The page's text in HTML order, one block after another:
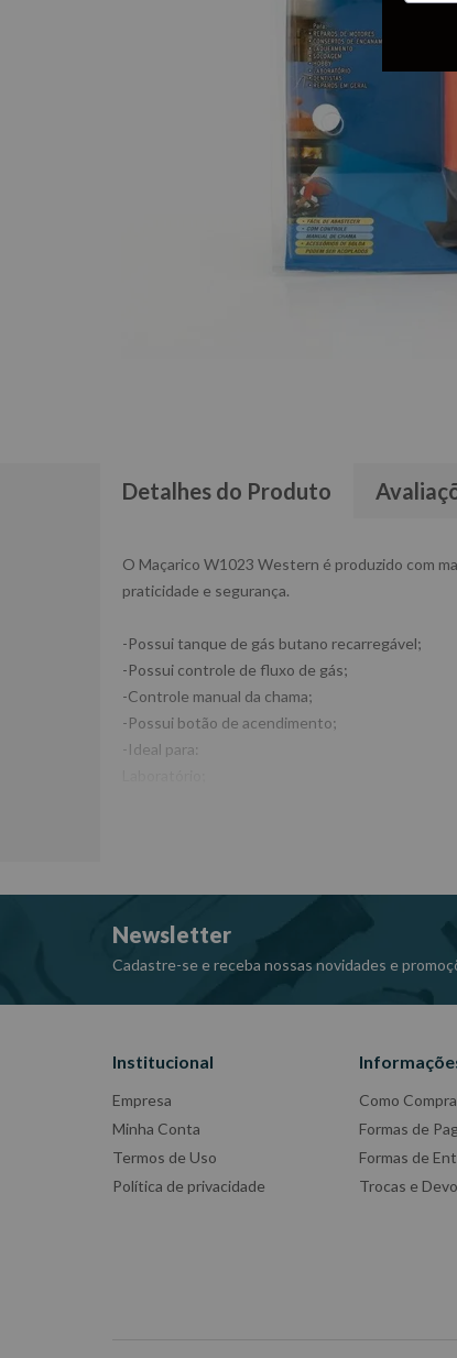
Detalhes do Produto
O Maçarico W1023 Western é produzido com
praticidade e segurança.
-Possui tanque de gás butano recarregável;
-Possui controle de fluxo de gás;
-Controle manual da chama;
-Possui botão de acendimento;
-Ideal para:
Máxima: 1.100°C;
- Dimensões da Peça: 8,3 x 7,2 x 16c
-Portátil.
Newsletter
Cadastre-se e receba nossas novidades e
Institucional
Empresa
Minha Conta
Termos de Uso
Política de privacidade
Como
Formas de
Formas de
Trocas e